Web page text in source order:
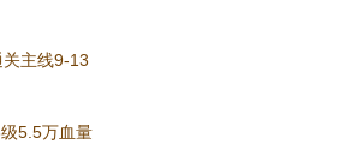
主线9-13
5.5万血量